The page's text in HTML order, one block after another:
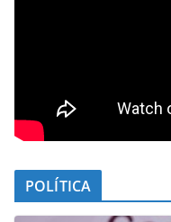
POLÍTICA